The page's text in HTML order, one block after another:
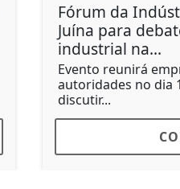
MT 2026 chega a
o futuro do setor
lideranças e
agosto para